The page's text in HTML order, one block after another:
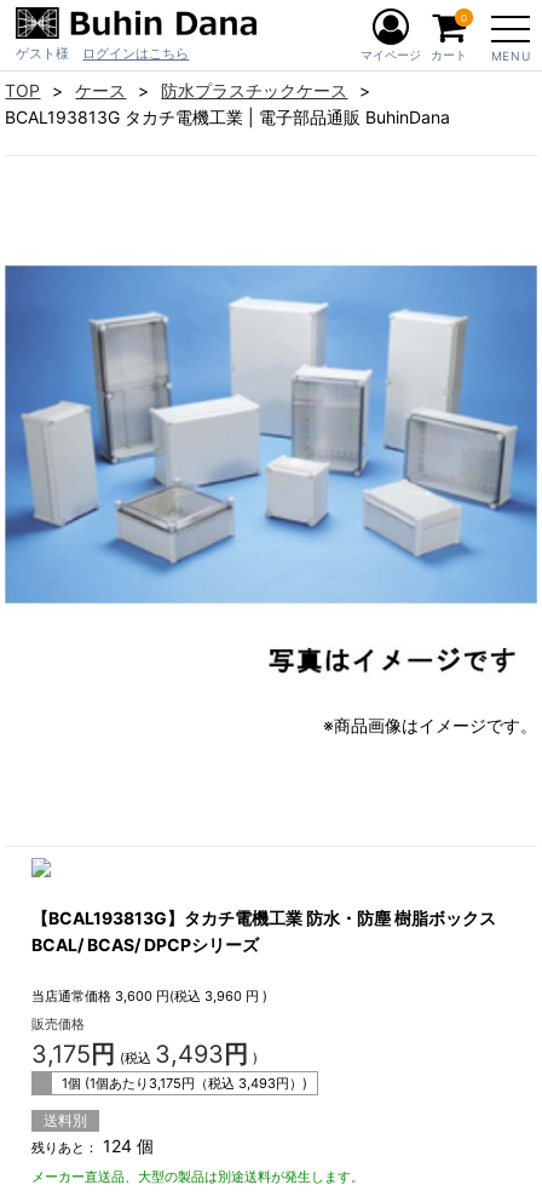
ゲスト様 ログインはこちら MENU
マイページ カート
0
TOP ケース
防水プラスチックケース
BCAL193813G タカチ電機工業 | 電子部品通販 BuhinDana
※商品画像はイメージです。
【BCAL193813G】タカチ電機工業 防水・防塵 樹脂ボックス
BCAL/ BCAS/ DPCPシリーズ
当店通常価格 3,600 円(税込 3,960 円 )
販売価格
3,175 円 (税込 3,493 円 )
1個 (1個あたり 3,175円（税込 3,493円）)
送料別
残りあと： 124 個
メーカー直送品、大型の製品は別途送料が発生します。